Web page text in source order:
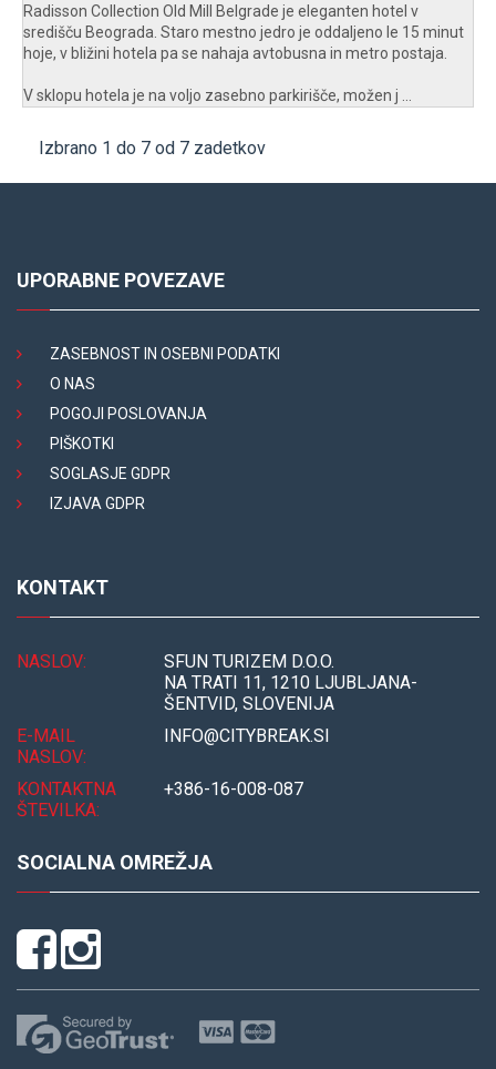
Radisson Collection Old Mill Belgrade je eleganten hotel v
središču Beograda. Staro mestno jedro je oddaljeno le 15 minut
hoje, v bližini hotela pa se nahaja avtobusna in metro postaja.
V sklopu hotela je na voljo zasebno parkirišče, možen j ...
Izbrano 1 do 7 od 7 zadetkov
UPORABNE POVEZAVE
ZASEBNOST IN OSEBNI PODATKI
O NAS
POGOJI POSLOVANJA
PIŠKOTKI
SOGLASJE GDPR
IZJAVA GDPR
KONTAKT
NASLOV:
SFUN TURIZEM D.O.O.
NA TRATI 11, 1210 LJUBLJANA-
ŠENTVID, SLOVENIJA
E-MAIL
NASLOV:
INFO@CITYBREAK.SI
KONTAKTNA
ŠTEVILKA:
+386-16-008-087
SOCIALNA OMREŽJA